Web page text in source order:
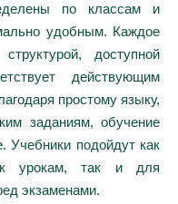
по классам и
удобным. Каждое
доступной
действующим
простому языку,
заданиям, обучение
Учебники подойдут как
к урокам, так и для
экзаменами.